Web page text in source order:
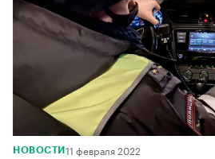
НОВОСТИ 11 февраля 2022